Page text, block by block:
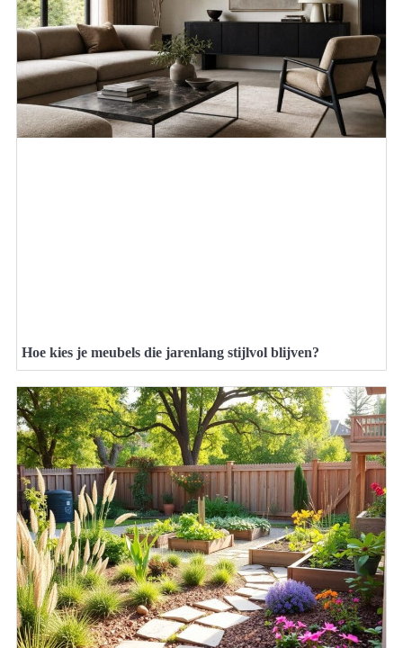
Hoe kies je meubels die jarenlang stijlvol blijven?